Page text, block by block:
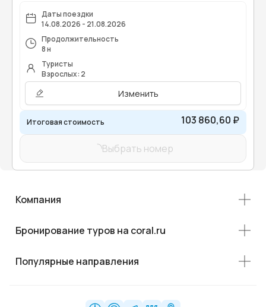
Даты поездки
14.08.2026 - 21.08.2026
Продолжительность
8 н
Туристы
Взрослых: 2
Изменить
Итоговая стоимость 103 860,60 ₽
Выбрать номер
Компания
Бронирование туров на coral.ru
Популярные направления